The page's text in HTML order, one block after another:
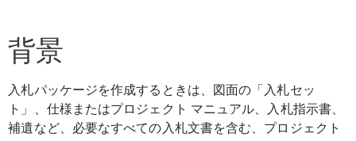
背景
入札パッケージを作成するときは、図面の「入札セッ
ト」、仕様またはプロジェクト マニュアル、入札指示書、
補遺など、必要なすべての入札文書を含む、プロジェクト